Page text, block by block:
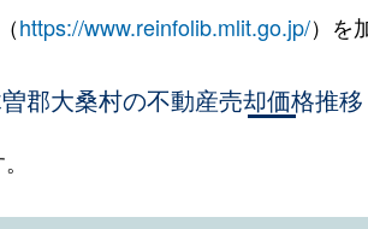
https://www.reinfolib.mlit.go.jp/）を
郡大桑村の不動産売却価格推移